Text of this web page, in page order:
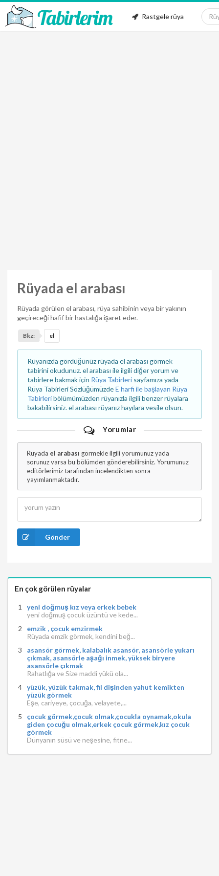
Rastgele rüya
Rüyada el arabası
Rüyada görülen el arabası, rüya sahibinin veya bir yakının
geçireceği hafif bir hastalığa işaret eder.
Bkz: el
Rüyanızda gördüğünüz rüyada el arabası görmek
tabirini okudunuz. el arabası ile ilgili diğer yorum ve
tabirlere bakmak için Rüya Tabirleri sayfamıza yada
Rüya Tabirleri SözlüğümüzdeE harfi ile başlayan Rüya
Tabirleribölümümüzden rüyanızla ilgili benzer rüyalara
bakabilirsiniz. el arabası rüyanız hayılara vesile olsun.
Yorumlar
Rüyada el arabası görmekle ilgili yorumunuz yada
sorunuz varsa bu bölümden gönderebilirsiniz. Yorumunuz
editörlerimiz tarafından incelendikten sonra
yayımlanmaktadır.
Gönder
En çok görülen rüyalar
yeni doğmuş kız veya erkek bebek
yeni doğmuş çocuk üzüntü ve kede...
emzik , çocuk emzirmek
Rüyada emzik görmek, kendini beğ...
asansör görmek, kalabalık asansör, asansörle yukarı
çıkmak, asansörle aşağı inmek, yüksek biryere
asansörle çıkmak
Rahatlığa ve Size maddi yükü ola...
yüzük, yüzük takmak, fil dişinden yahut kemikten
yüzük görmek
Eşe, cariyeye, çocuğa, velayete,...
çocuk görmek,çocuk olmak,çocukla oynamak,okula
giden çocuğu olmak,erkek çocuk görmek,kız çocuk
görmek
Dünyanın süsü ve neşesine, fitne...